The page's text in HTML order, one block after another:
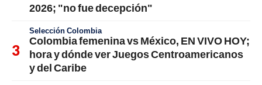
2026; "no fue decepción"
Selección Colombia
Colombia femenina vs México, EN VIVO HOY;
hora y dónde ver Juegos Centroamericanos
y del Caribe